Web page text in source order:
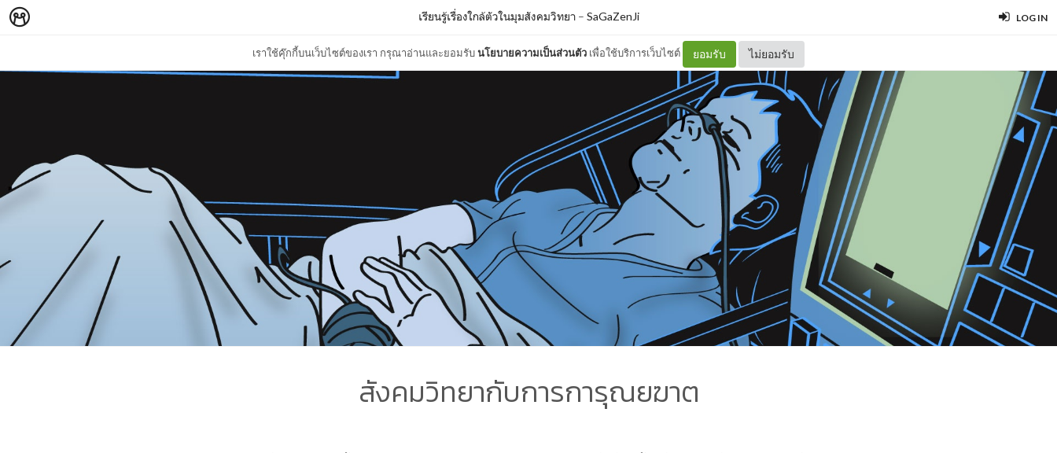
LOG IN
เราใช้คุ๊กกี้บนเว็บไซต์ของเรา กรุณาอ่านและยอมรับนโยบายความเป็นส่วนตัว เพื่อใช้บริการเว็บไซต์ ยอมรับ ไม่ยอมรับ
เรียนรู้เรื่องใกล้ตัวในมุมสังคมวิทยา– SaGaZenJi
สังคมวิทยากับการการุณยฆาต